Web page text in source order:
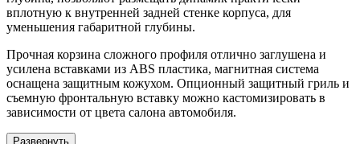
вплотную к внутренней задней стенке корпуса, для
уменьшения габаритной глубины.
Прочная корзина сложного профиля отлично заглушена и
усилена вставками из ABS пластика, магнитная система
оснащена защитным кожухом. Опционный защитный гриль и
съемную фронтальную вставку можно кастомизировать в
зависимости от цвета салона автомобиля.
Развернуть